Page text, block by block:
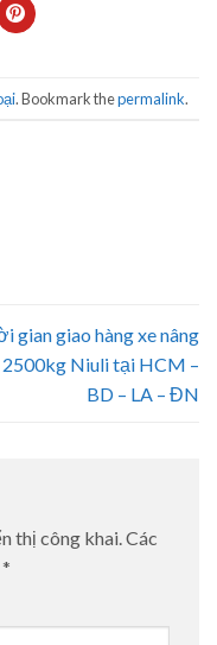
. Bookmark thepermalink.
gian giao hàng xe nâng
Niuli tại HCM –
BD – LA – ĐN
thị công khai.Các
*